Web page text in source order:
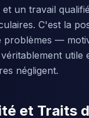
un travail
C'est la
problèmes —
utile
négligent.
et Traits